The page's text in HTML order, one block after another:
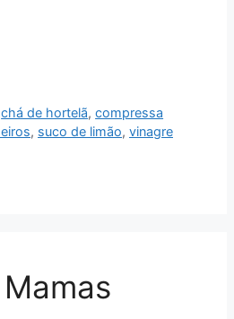
chá de hortelã,compressa
, suco de limão, vinagre